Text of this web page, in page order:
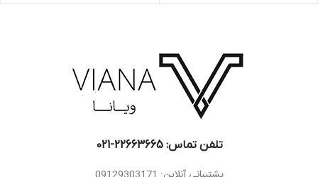
میانی
دارچین
عود
تلفن تماس: 22663665-021​